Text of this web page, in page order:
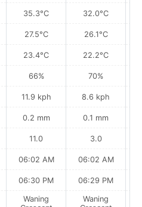
35.3°C
27.5°C
23.4°C
66%
11.9 kph
0.2 mm
11.0
06:02 AM
06:30 PM
Waning
32.0°C
26.1°C
22.2°C
70%
8.6 kph
0.1 mm
3.0
06:02 AM
06:29 PM
Waning